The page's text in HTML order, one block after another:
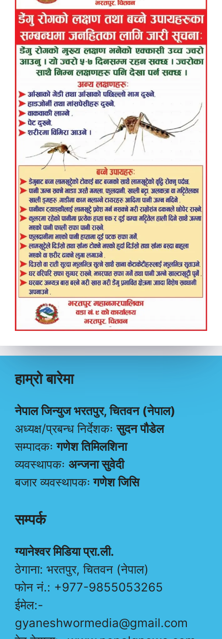
हाम्रो बारेमा
नेपाल जिन्युज भरतपुर, चितवन (नेपाल)
अध्यक्ष/प्रबन्ध निर्देशकःसुदन पौडेल
सम्पादकःगणेश तिमिलशिना
व्यवस्थापकः अन्जना सुवेदी
बजार व्यवस्थापकः गणेश जिसि
सम्पर्क
ग्यानेश्वर मिडिया प्रा.ली.
ठेगाना: भरतपुर, चितवन (नेपाल)
फोन नं.: +977-9855053265
ईमेल:-
gyaneshwormedia@gmail.com